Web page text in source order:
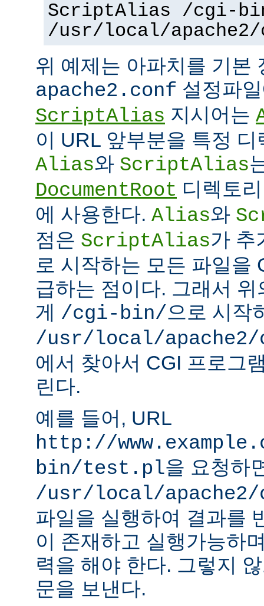
ScriptAlias /cgi-
/usr/local/
위 예제는 아파치를 기본
apache2.conf 설정파
ScriptAlias 지시어는
이 URL 앞부분을 특정
Alias와 ScriptAlias
DocumentRoot 디렉토
에 사용한다. Alias와
점은 ScriptAlias가 추
로 시작하는 모든 파일을
급하는 점이다. 그래서
게 /cgi-bin/으로 시작
/usr/local/
에서 찾아서 CGI 프로그
린다.
예를 들어, URL
http://
bin/test.pl을 요청하
/usr/local/
파일을 실행하여 결과를
이 존재하고 실행가능하
력을 해야 한다. 그렇지
문을 보낸다.